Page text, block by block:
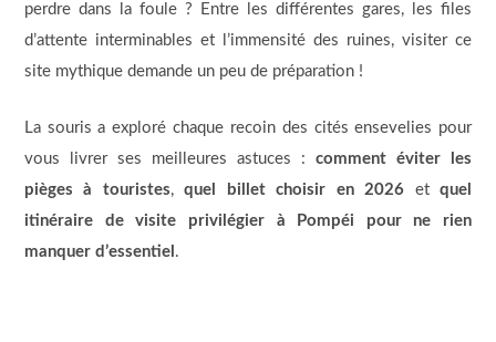
perdre dans la foule ? Entre les différentes gares, les files
d’attente interminables et l’immensité des ruines, visiter ce
site mythique demande un peu de préparation !
La souris a exploré chaque recoin des cités ensevelies pour
vous livrer ses meilleures astuces :comment éviter les
pièges à touristes,quel billet choisir en 2026 etquel
itinéraire de visite privilégier à Pompéi pour ne rien
manquer d’essentiel .